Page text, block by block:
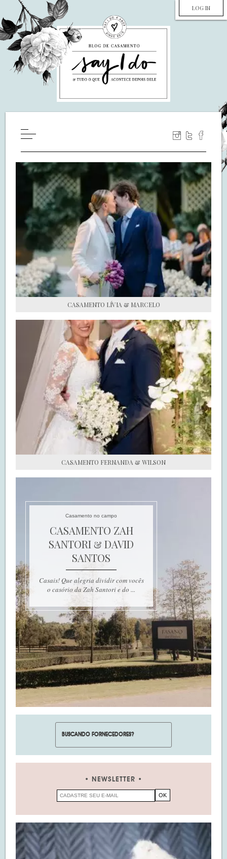
LOG IN
WILL YOU MARRY ME?
LUA DE MEL
COZINHA
DECORAÇÃO
DE NOIVA PRA NOIVA
S.O.S CASADAS
FALE COM O SAY I DO
CASAMENTO LÍVIA & MARCELO
CASAMENTO FERNANDA & WILSON
Casamento no campo
CASAMENTO ZAH
SANTORI & DAVID
SANTOS
Casais! Que alegria dividir com vocês
o casório da Zah Santori e do ...
NEWSLETTER